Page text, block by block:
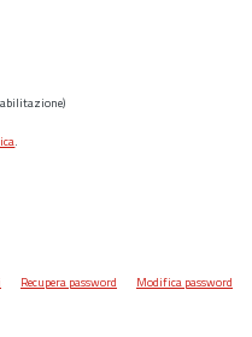
.
Recupera password Modifica password